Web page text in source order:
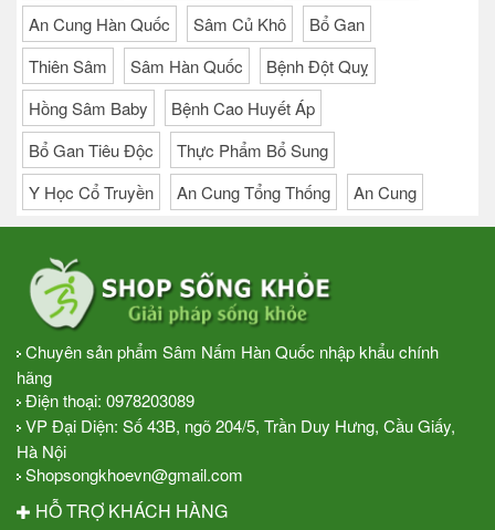
An Cung Hàn Quốc
Sâm Củ Khô
Bổ Gan
Thiên Sâm
Sâm Hàn Quốc
Bệnh Đột Quỵ
Hồng Sâm Baby
Bệnh Cao Huyết Áp
Bổ Gan Tiêu Độc
Thực Phẩm Bổ Sung
Y Học Cổ Truyền
An Cung Tổng Thống An Cung
Chuyên sản phẩm Sâm Nấm Hàn Quốc nhập khẩu chính
hãng
Điện thoại: 0978203089
VP Đại Diện: Số 43B, ngõ 204/5, Trần Duy Hưng, Cầu Giấy,
Hà Nội
Shopsongkhoevn@gmail.com
HỖ TRỢ KHÁCH HÀNG